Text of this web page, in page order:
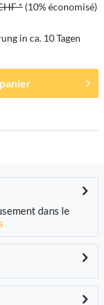
* (10% économisé)
in ca. 10 Tagen
dans le